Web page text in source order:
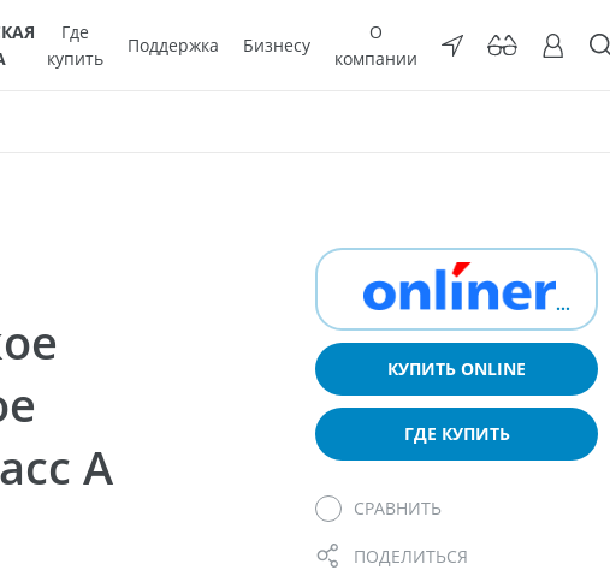
Где
купить
Поддержка Бизнесу
О
компании
A
КУПИТЬ ONLINE
ГДЕ КУПИТЬ
СРАВНИТЬ
ПОДЕЛИТЬСЯ